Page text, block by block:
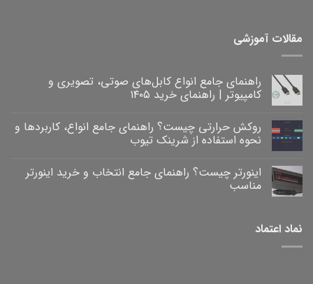
مقالات آموزشی
راهنمای جامع انواع کابل‌های صوتی، تصویری و
کامپیوتر | راهنمای خرید ۱۴۰۵
برای
راهنمای
جامع
صوتی،
تصویری
و
خرید
۱۴۰۵
ثبت
نشده
روکش حرارتی چیست؟ راهنمای جامع انواع، کاربردها و
نحوه استفاده از شرینک تیوب
برای
روکش
حرارتی
انواع،
کاربردها
ثبت
نشده
اینورتر چیست؟ راهنمای جامع انتخاب و خرید اینورتر
مناسب
اینورتر
چیست؟
نشده
نماد اعتماد